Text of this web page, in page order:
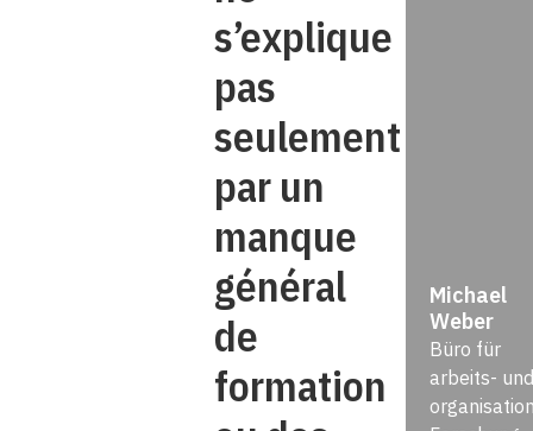
s’explique
pas
seulement
par un
manque
général
de
formation
Michael
Weber
Büro für
arbeits- und